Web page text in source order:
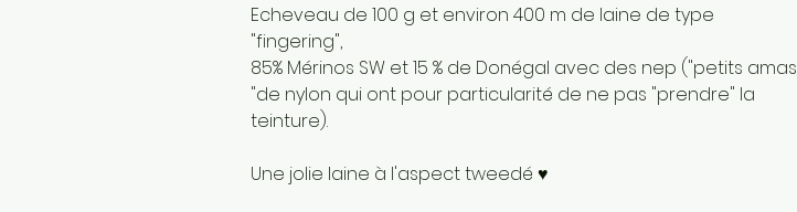
Echeveau de 100 g et environ 400 m de laine de type
"fingering",
85% Mérinos SW et 15 % de Donégal avec des nep ("petits amas
"de nylon qui ont pour particularité de ne pas "prendre" la
teinture).
Une jolie laine à l'aspect tweedé ♥